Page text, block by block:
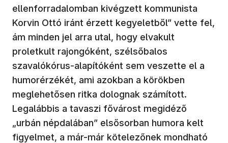
ellenforradalomban kivégzett kommunista
Korvin Ottó iránt érzett kegyeletből” vette fel,
ám minden jel arra utal, hogy elvakult
proletkult rajongóként, szélsőbalos
szavalókórus-alapítóként sem veszette el a
humorérzékét, ami azokban a körökben
meglehetősen ritka dolognak számított.
Legalábbis a tavaszi fővárost megidéző
„urbán népdalában” elsősorban humora kelt
figyelmet, a már-már kötelezőnek mondható